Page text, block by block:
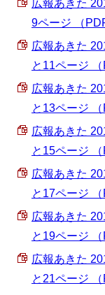
広報あきた
9ページ （
広報あきた
と11ページ （
広報あきた
と13ページ （
広報あきた
と15ページ （
広報あきた
と17ページ （
広報あきた
と19ページ （
広報あきた
と21ページ （